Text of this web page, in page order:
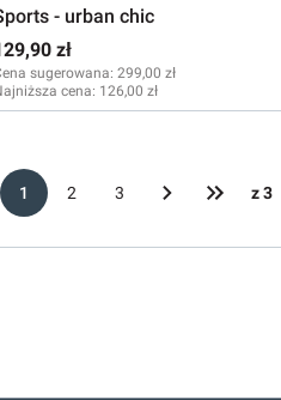
- urban chic
zł
sugerowana: 299,00 zł
cena: 126,00 zł
1 2 3 z 3